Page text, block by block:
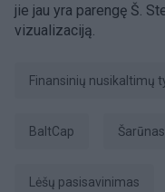
jie jau yra parengę Š.
vizualizaciją.
Finansinių nusikaltimų
BaltCap
lėšų pasisavinimas